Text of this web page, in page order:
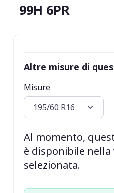
99H 6PR
Altre misure di
Misure
Al momento,
è disponibile nella
selezionata.